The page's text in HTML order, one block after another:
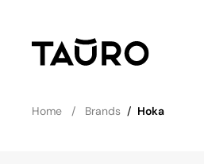
Home Brands / Hoka